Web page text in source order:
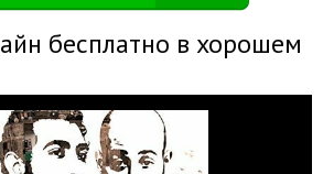
бесплатно в хорошем